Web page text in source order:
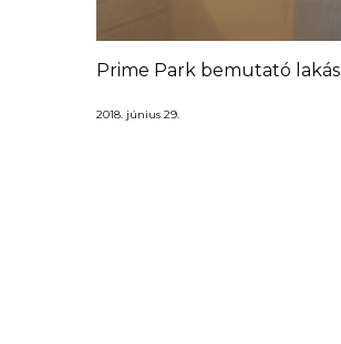
Prime Park bemutató lakás
2018. június 29.